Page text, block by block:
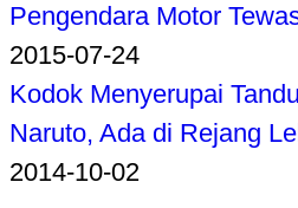
Pengendara Motor
2015-07-24
Kodok Menyerupai
Naruto, Ada di Rejang
2014-10-02